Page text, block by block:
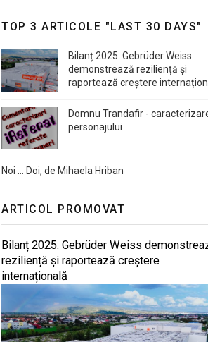
TOP 3 ARTICOLE "LAST 30 DAYS"
Bilanț 2025: Gebrüder Weiss
demonstrează reziliență și
raportează creștere
Domnu Trandafir -
personajului
Noi … Doi, de Mihaela Hriban
ARTICOL PROMOVAT
Bilanț 2025: Gebrüder Weiss
reziliență și raportează creștere
internațională